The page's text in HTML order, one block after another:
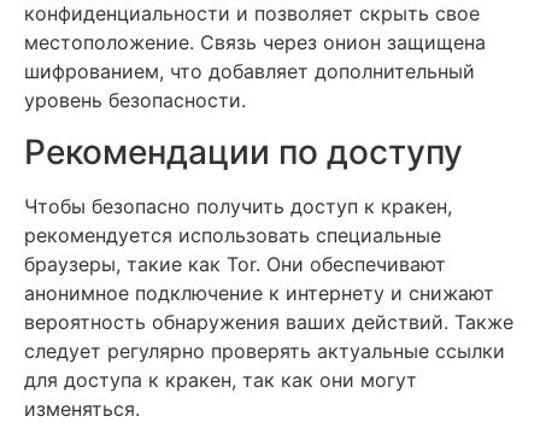
конфиденциальности и позволяет скрыть свое
местоположение. Связь через онион защищена
шифрованием, что добавляет дополнительный
уровень безопасности.
Рекомендации по доступу
Чтобы безопасно получить доступ к кракен,
рекомендуется использовать специальные
браузеры, такие как Tor. Они обеспечивают
анонимное подключение к интернету и снижают
вероятность обнаружения ваших действий. Также
следует регулярно проверять актуальные ссылки
для доступа к кракен, так как они могут
изменяться.